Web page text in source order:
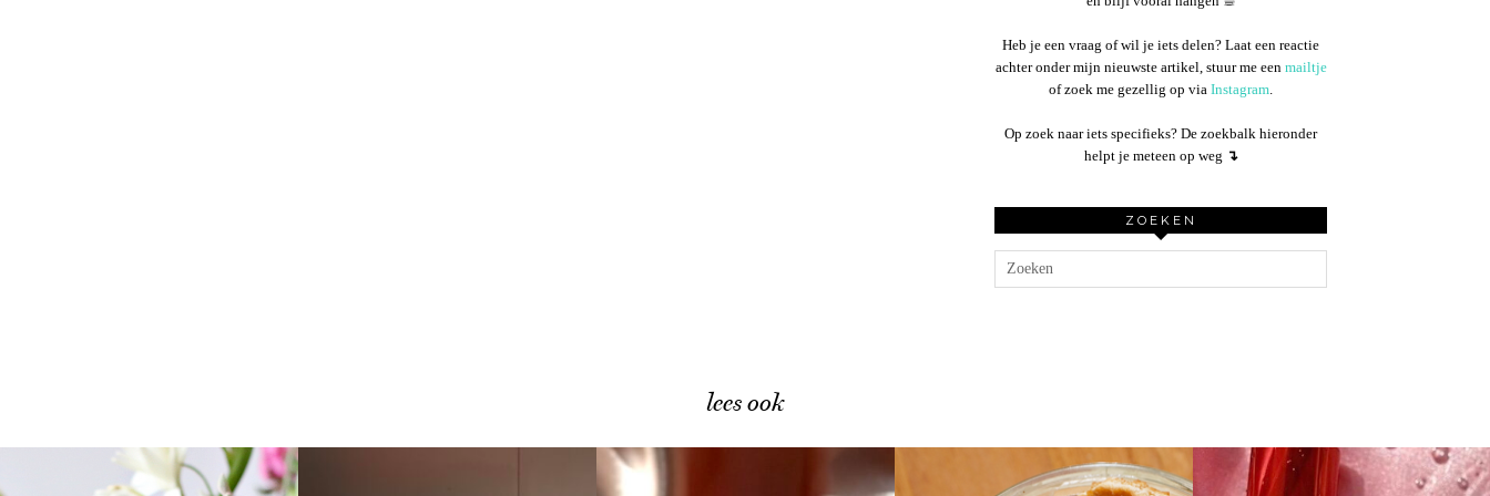
Heb je een vraag of wil je iets delen? Laat een reactie
achter onder mijn nieuwste artikel, stuur me een mailtje
of zoek me gezellig op via Instagram.
Op zoek naar iets specifieks? De zoekbalk hieronder
helpt je meteen op weg ↴
ZOEKEN
lees ook